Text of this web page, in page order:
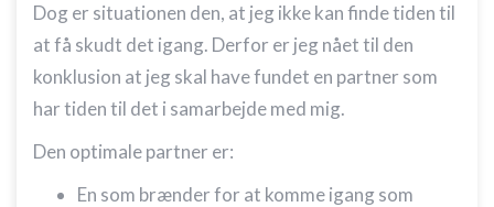
Dog er situationen den, at jeg ikke kan finde tiden til
at få skudt det igang. Derfor er jeg nået til den
konklusion at jeg skal have fundet en partner som
har tiden til det i samarbejde med mig.
Den optimale partner er:
En som brænder for at komme igang som